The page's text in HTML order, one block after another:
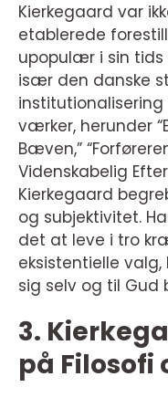
Kierkegaard var
etablerede
upopulær i sin tids
især den danske
værker, herunder
Bæven,”
Videnskabelig
Kierkegaard
og subjektivitet.
det at leve i tro
eksistentielle
sig selv og til Gud
3.
på Filosofi